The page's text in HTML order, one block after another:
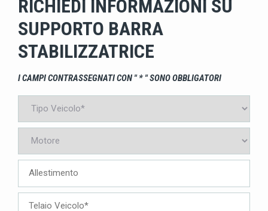
RICHIEDI INFORMAZIONI SU
SUPPORTO BARRA
STABILIZZATRICE
I CAMPI CONTRASSEGNATI CON " * " SONO OBBLIGATORI